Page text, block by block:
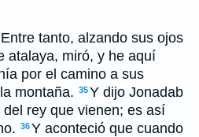
tanto, alzando sus ojos
atalaya, miró, y he aquí
por el camino a sus
montaña. 35Y dijo Jonadab
rey que vienen; es así
36Y aconteció que cuando